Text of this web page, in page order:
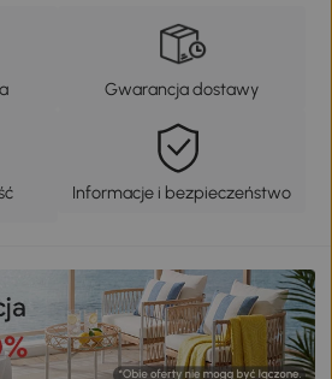
Gwarancja dostawy
Informacje i bezpieczeństwo